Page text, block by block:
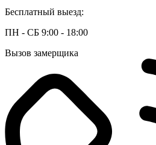
Бесплатный выезд:
ПН - СБ 9:00 - 18:00
Вызов замерщика